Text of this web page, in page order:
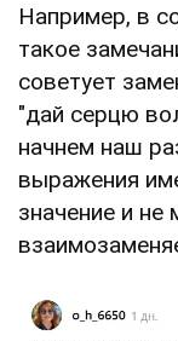
Например, в
такое
советует
"дай серцю
начнем наш
выражения
значение и не